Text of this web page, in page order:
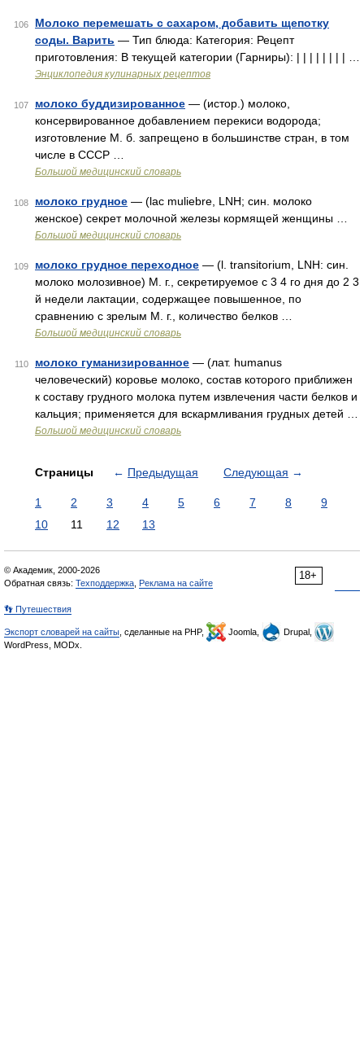
106
Молоко перемешать с сахаром, добавить щепотку
соды. Варить — Тип блюда: Категория: Рецепт
приготовления: В текущей категории (Гарниры): | | | | | | | | …
Энциклопедия кулинарных рецептов
107 молоко буддизированное — (истор.) молоко,
консервированное добавлением перекиси водорода;
изготовление М. б. запрещено в большинстве стран, в том
числе в СССР …
Большой медицинский словарь
108 молоко грудное — (lac muliebre, LNH; син. молоко
женское) секрет молочной железы кормящей женщины …
Большой медицинский словарь
109 молоко грудное переходное — (l. transitorium, LNH: син.
молоко молозивное) М. г., секретируемое с 3 4 го дня до 2 3
й недели лактации, содержащее повышенное, по
сравнению с зрелым М. г., количество белков …
Большой медицинский словарь
110 молоко гуманизированное — (лат. humanus
человеческий) коровье молоко, состав которого приближен
к составу грудного молока путем извлечения части белков и
кальция; применяется для вскармливания грудных детей …
Большой медицинский словарь
Страницы ← Предыдущая Следующая →
1 2 3 4 5 6 7 8
9
10
11 12 13
18+
© Академик, 2000-2026
Обратная связь: Техподдержка Реклама на сайте
👣 Путешествия
Экспорт словарей на сайты , сделанные на PHP, Joomla,
Drupal,
WordPress, MODx.